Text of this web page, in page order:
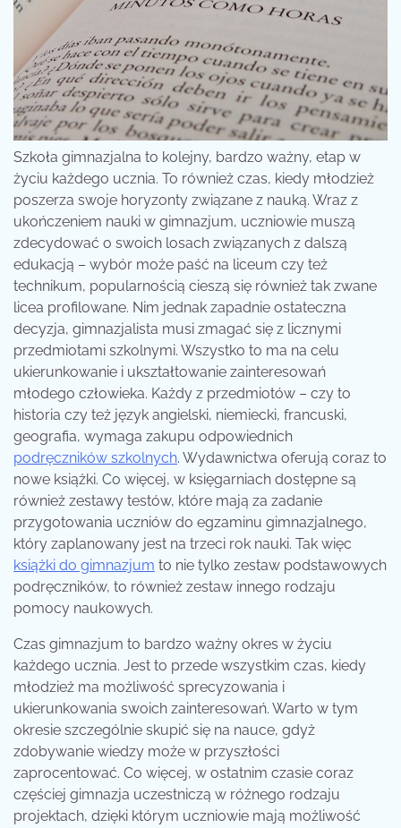
Szkoła gimnazjalna to kolejny, bardzo ważny, etap w
życiu każdego ucznia. To również czas, kiedy młodzież
poszerza swoje horyzonty związane z nauką. Wraz z
ukończeniem nauki w gimnazjum, uczniowie muszą
zdecydować o swoich losach związanych z dalszą
edukacją – wybór może paść na liceum czy też
technikum, popularnością cieszą się również tak zwane
licea profilowane. Nim jednak zapadnie ostateczna
decyzja, gimnazjalista musi zmagać się z licznymi
przedmiotami szkolnymi. Wszystko to ma na celu
ukierunkowanie i ukształtowanie zainteresowań
młodego człowieka. Każdy z przedmiotów – czy to
historia czy też język angielski, niemiecki, francuski,
geografia, wymaga zakupu odpowiednich
podręczników szkolnych. Wydawnictwa oferują coraz to
nowe książki. Co więcej, w księgarniach dostępne są
również zestawy testów, które mają za zadanie
przygotowania uczniów do egzaminu gimnazjalnego,
który zaplanowany jest na trzeci rok nauki. Tak więc
książki do gimnazjum to nie tylko zestaw podstawowych
podręczników, to również zestaw innego rodzaju
pomocy naukowych.
Czas gimnazjum to bardzo ważny okres w życiu
każdego ucznia. Jest to przede wszystkim czas, kiedy
młodzież ma możliwość sprecyzowania i
ukierunkowania swoich zainteresowań. Warto w tym
okresie szczególnie skupić się na nauce, gdyż
zdobywanie wiedzy może w przyszłości
zaprocentować. Co więcej, w ostatnim czasie coraz
częściej gimnazja uczestniczą w różnego rodzaju
projektach, dzięki którym uczniowie mają możliwość